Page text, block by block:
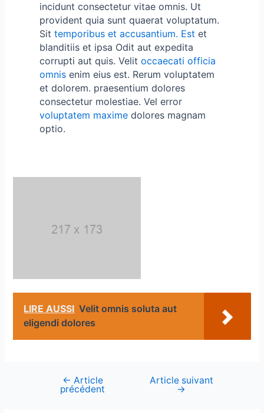
incidunt consectetur vitae omnis. Ut
provident quia sunt quaerat voluptatum.
Sit temporibus et accusantium. Est et
blanditiis et ipsa Odit aut expedita
corrupti aut quis. Velit occaecati officia
omnisenim eius est. Rerum voluptatem
et dolorem. praesentium dolores
consectetur molestiae. Vel error
voluptatem maximedolores magnam
optio.
LIRE AUSSI Velit omnis soluta aut
eligendi dolores
Navigation
← Article
précédent
Article suivant
→